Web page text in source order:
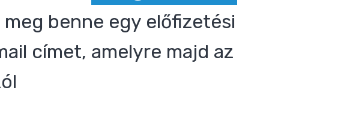
benne egy előfizetési
címet, amelyre majd az